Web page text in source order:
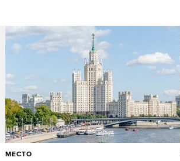
МЕСТО